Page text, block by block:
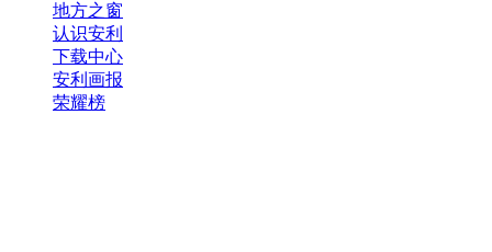
地方之窗
认识安利
下载中心
安利画报
荣耀榜